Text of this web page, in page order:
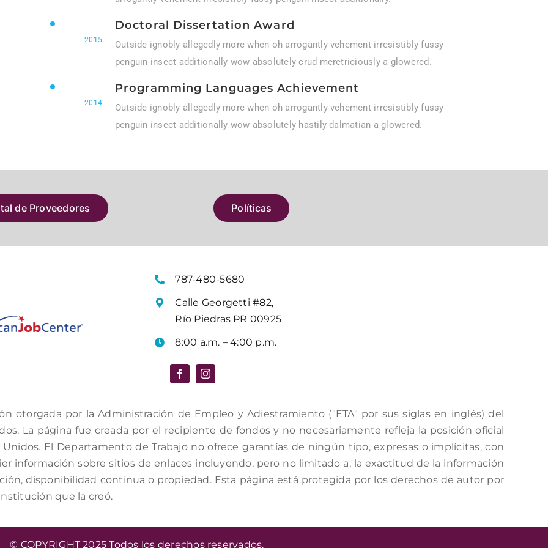
2015
Doctoral Dissertation Award
Outside ignobly allegedly more when oh arrogantly vehement irresistibly fussy
penguin insect additionally wow absolutely crud meretriciously a glowered.
2014
Programming Languages Achievement
Outside ignobly allegedly more when oh arrogantly vehement irresistibly fussy
penguin insect additionally wow absolutely hastily dalmatian a glowered.
de Proveedores Políticas
787-480-5680
Calle Georgetti #82,
Río Piedras PR 00925
8:00 a.m. – 4:00 p.m.
otorgada por la Administración de Empleo y Adiestramiento ("ETA" por sus siglas en inglés) del
La página fue creada por el recipiente de fondos y no necesariamente refleja la posición oficial
El Departamento de Trabajo no ofrece garantías de ningún tipo, expresas o implícitas, con
información sobre sitios de enlaces incluyendo, pero no limitado a, la exactitud de la información
disponibilidad continua o propiedad. Esta página está protegida por los derechos de autor por
que la creó.
© COPYRIGHT 2025 Todos los derechos reservados.